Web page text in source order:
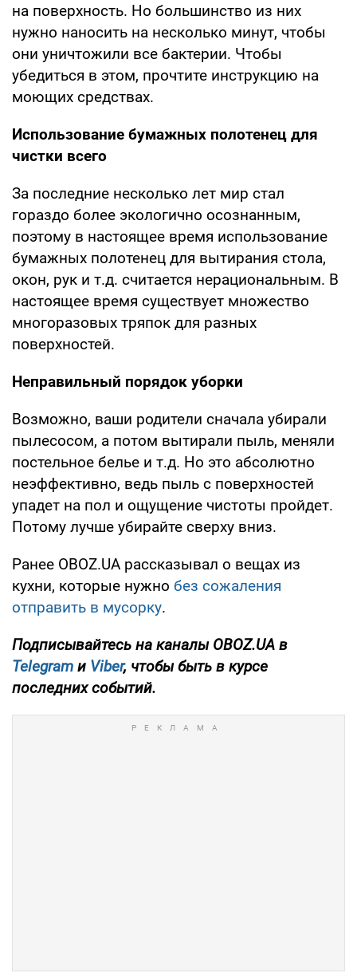
на поверхность. Но большинство из них
нужно наносить на несколько минут, чтобы
они уничтожили все бактерии. Чтобы
убедиться в этом, прочтите инструкцию на
моющих средствах.
Использование бумажных полотенец для
чистки всего
За последние несколько лет мир стал
гораздо более экологично осознанным,
поэтому в настоящее время использование
бумажных полотенец для вытирания стола,
окон, рук и т.д. считается нерациональным. В
настоящее время существует множество
многоразовых тряпок для разных
поверхностей.
Неправильный порядок уборки
Возможно, ваши родители сначала убирали
пылесосом, а потом вытирали пыль, меняли
постельное белье и т.д. Но это абсолютно
неэффективно, ведь пыль с поверхностей
упадет на пол и ощущение чистоты пройдет.
Потому лучше убирайте сверху вниз.
Ранее OBOZ.UA рассказывал о вещах из
кухни, которые нужно без сожаления
отправить в мусорку.
Подписывайтесь на каналы OBOZ.UA в
Telegram и Viber, чтобы быть в курсе
последних событий.